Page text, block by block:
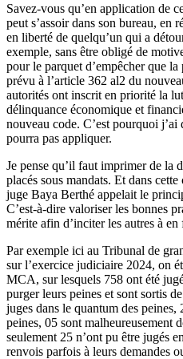
Savez-vous qu’en application de
peut s’assoir dans son bureau, en
en liberté de quelqu’un qui a
exemple, sans être obligé de
pour le parquet d’empêcher que la
prévu à l’article 362 al2 du
autorités ont inscrit en priorité la
délinquance économique et
nouveau code. C’est pourquoi j’ai
pourra pas appliquer.
Je pense qu’il faut imprimer de la
placés sous mandats. Et dans
juge Baya Berthé appelait le
C’est-à-dire valoriser les bonnes
mérite afin d’inciter les autres à en
Par exemple ici au Tribunal de
sur l’exercice judiciaire 2024, on
MCA, sur lesquels 758 ont été
purger leurs peines et sont sortis
juges dans le quantum des
peines, 05 sont malheureusement
seulement 25 n’ont pu être jugés
renvois parfois à leurs demandes